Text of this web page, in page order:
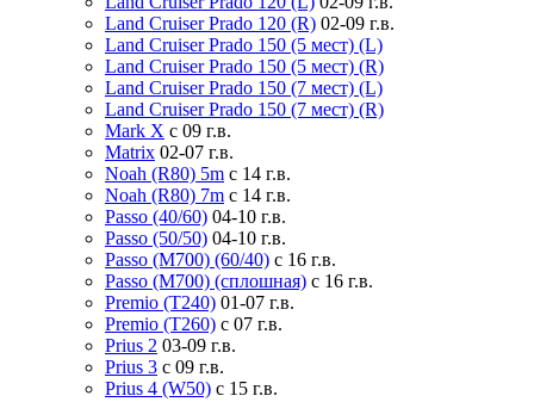
Land Cruiser Prado 120 (R) 02-09 г.в.
Land Cruiser Prado 150 (5 мест) (L)
Land Cruiser Prado 150 (5 мест) (R)
Land Cruiser Prado 150 (7 мест) (L)
Land Cruiser Prado 150 (7 мест) (R)
Mark X с 09 г.в.
Matrix 02-07 г.в.
Noah (R80) 5m с 14 г.в.
Noah (R80) 7m с 14 г.в.
Passo (40/60) 04-10 г.в.
Passo (50/50) 04-10 г.в.
Passo (M700) (60/40) с 16 г.в.
Passo (M700) (сплошная) с 16 г.в.
Premio (T240) 01-07 г.в.
Premio (T260) с 07 г.в.
Prius 2 03-09 г.в.
Prius 3 с 09 г.в.
Prius 4 (W50) с 15 г.в.